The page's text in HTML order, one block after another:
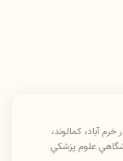
آباد، كمالوند،
علوم پزشكي